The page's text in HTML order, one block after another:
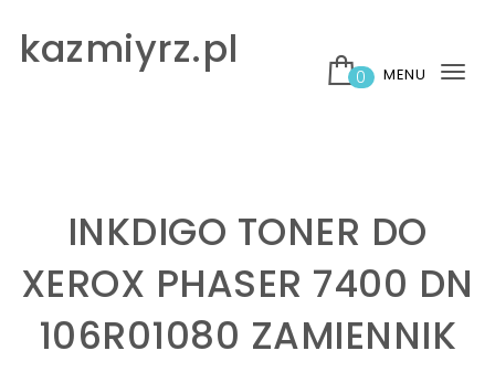
kazmiyrz.pl
0 MENU
INKDIGO TONER DO
XEROX PHASER 7400 DN
106R01080 ZAMIENNIK